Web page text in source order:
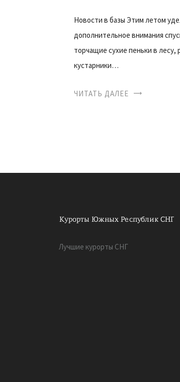
Новости в базы Этим летом
дополнительное внимания
торчащие сухие пеньки в лесу,
кустарники…
ЧИТАТЬ ДАЛЕЕ
Лучшие курорты СНГ